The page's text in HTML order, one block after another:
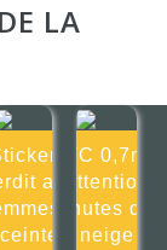
LA
aux
PVC 0,7mm
Attention
chutes de
neige